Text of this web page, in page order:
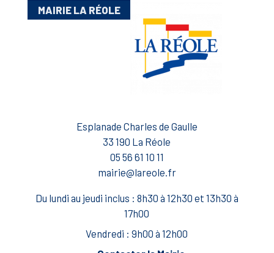
MAIRIE LA RÉOLE
Esplanade Charles de Gaulle
33 190 La Réole
05 56 61 10 11
mairie@lareole.fr
Du lundi au jeudi inclus : 8h30 à 12h30 et 13h30 à
17h00
Vendredi : 9h00 à 12h00